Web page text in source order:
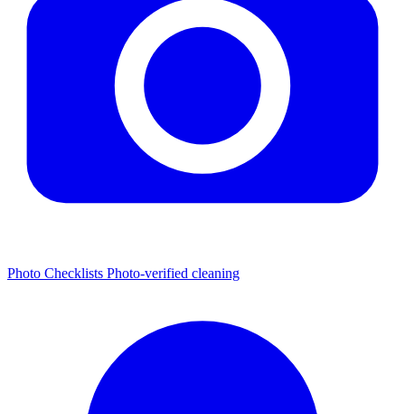
Photo Checklists Photo-verified cleaning